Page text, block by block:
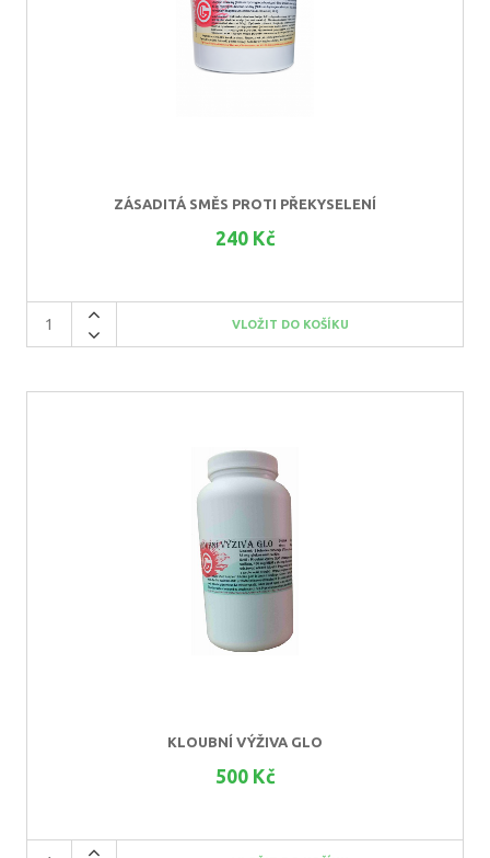
ZÁSADITÁ SMĚS PROTI PŘEKYSELENÍ
240 Kč
KLOUBNÍ VÝŽIVA GLO
500 Kč